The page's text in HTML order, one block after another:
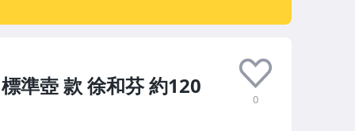
準壺 款 徐和芬 約120
0